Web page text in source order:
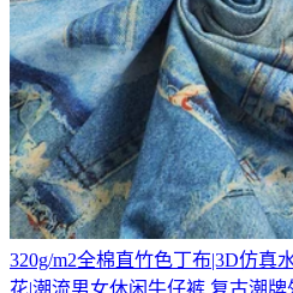
320g/m2全棉直竹色丁布|3D仿真
花|潮流男女休闲牛仔裤 复古潮牌